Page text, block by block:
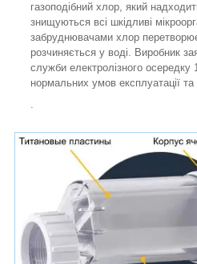
газоподібний хлор, який
знищуються всі шкідливі
забруднювачами хлор
розчиняється у воді. Виробник
служби електролізного осередку
нормальних умов експлуатації
.